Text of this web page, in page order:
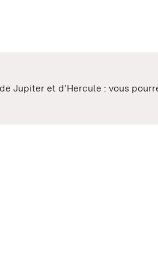
Jupiter et d’Hercule : vous